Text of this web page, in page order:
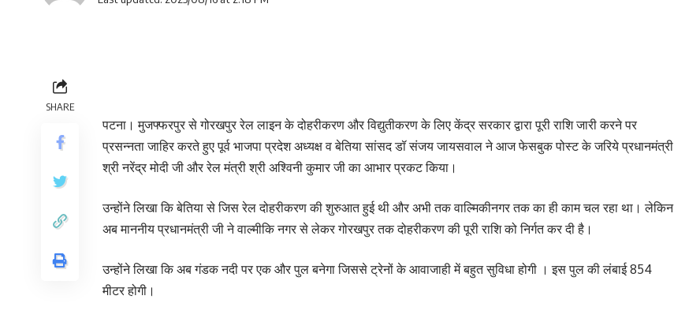
SHARE
पटना। मुजफ्फरपुर से गोरखपुर रेल लाइन के दोहरीकरण और विद्युतीकरण के लिए केंद्र सरकार द्वारा पूरी राशि जारी करने पर
प्रसन्नता जाहिर करते हुए पूर्व भाजपा प्रदेश अध्यक्ष व बेतिया सांसद डॉ संजय जायसवाल ने आज फेसबुक पोस्ट के जरिये प्रधानमंत्री
श्री नरेंद्र मोदी जी और रेल मंत्री श्री अश्विनी कुमार जी का आभार प्रकट किया।
उन्होंने लिखा कि बेतिया से जिस रेल दोहरीकरण की शुरुआत हुई थी और अभी तक वाल्मिकीनगर तक का ही काम चल रहा था। लेकिन
अब माननीय प्रधानमंत्री जी ने वाल्मीकि नगर से लेकर गोरखपुर तक दोहरीकरण की पूरी राशि को निर्गत कर दी है।
उन्होंने लिखा कि अब गंडक नदी पर एक और पुल बनेगा जिससे ट्रेनों के आवाजाही में बहुत सुविधा होगी । इस पुल की लंबाई 854
मीटर होगी।